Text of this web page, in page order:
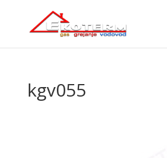
kgv055